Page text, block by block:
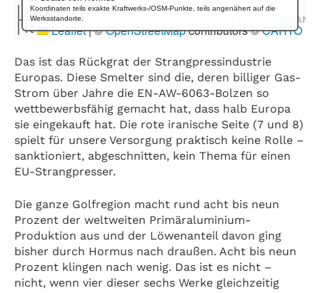
Das ist das Rückgrat der Strangpressindustrie
Europas. Diese Smelter sind die, deren billiger Gas-
Strom über Jahre die EN-AW-6063-Bolzen so
wettbewerbsfähig gemacht hat, dass halb Europa
sie eingekauft hat. Die rote iranische Seite (7 und 8)
spielt für unsere Versorgung praktisch keine Rolle –
sanktioniert, abgeschnitten, kein Thema für einen
EU-Strangpresser.
Die ganze Golfregion macht rund acht bis neun
Prozent der weltweiten Primäraluminium-
Produktion aus und der Löwenanteil davon ging
bisher durch Hormus nach draußen. Acht bis neun
Prozent klingen nach wenig. Das ist es nicht –
nicht, wenn vier dieser sechs Werke gleichzeitig